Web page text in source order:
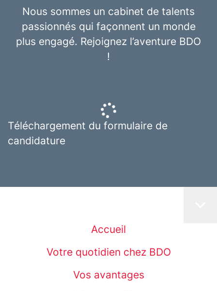
Nous sommes un cabinet de talents
passionnés qui façonnent un monde
plus engagé. Rejoignez l’aventure BDO
!
Téléchargement du formulaire de
candidature
Accueil
Votre quotidien chez BDO
Vos avantages